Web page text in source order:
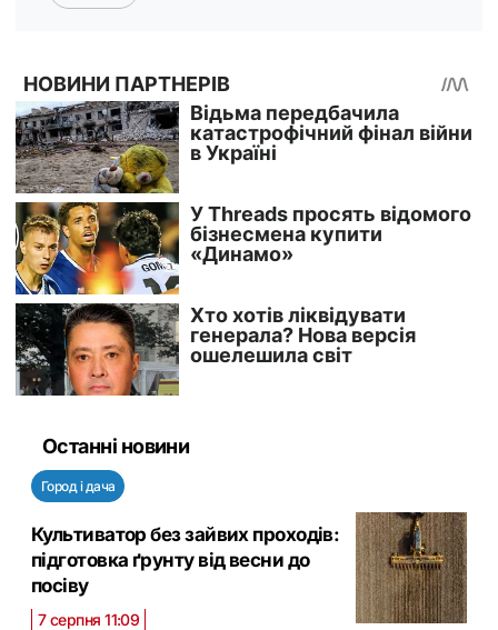
Останні новини
Город і дача
Культиватор без зайвих проходів:
підготовка ґрунту від весни до
посіву
7 серпня 11:09